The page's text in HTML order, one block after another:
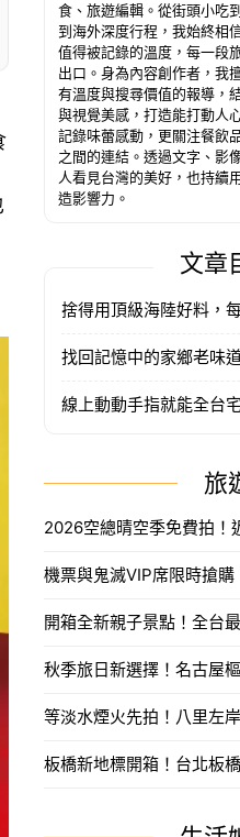
食、旅遊編輯。從街頭小吃
到海外深度行程，我始終相
值得被記錄的溫度，每一段
出口。身為內容創作者，我
有溫度與搜尋價值的報導，
與視覺美感，打造能打動人
記錄味蕾感動，更關注餐飲
之間的連結。透過文字、影
人看見台灣的美好，也持續
造影響力。
文章
旅